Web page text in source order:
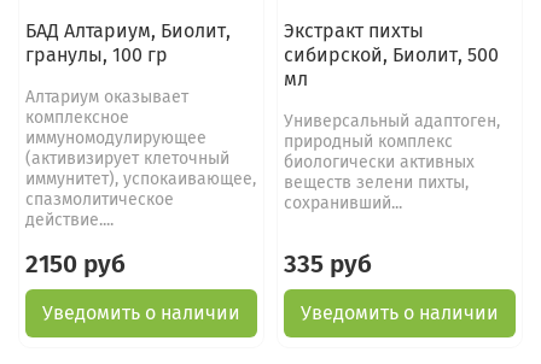
БАД Алтариум, Биолит,
гранулы, 100 гр
Алтариум оказывает
комплексное
иммуномодулирующее
(активизирует клеточный
иммунитет), успокаивающее,
спазмолитическое
действие....
2150 руб
Уведомить о наличии
Экстракт пихты
сибирской, Биолит, 500
мл
Универсальный адаптоген,
природный комплекс
биологически активных
веществ зелени пихты,
сохранивший...
335 руб
Уведомить о наличии